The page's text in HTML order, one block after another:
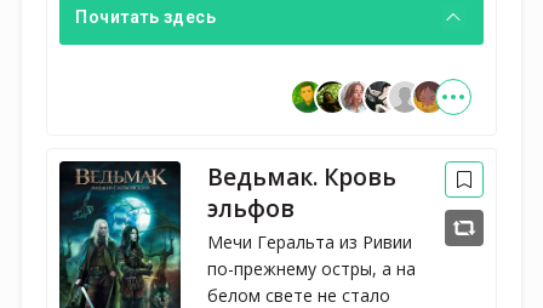
Почитать здесь
Ведьмак. Кровь
эльфов
Мечи Геральта из Ривии
по-прежнему остры, а на
белом свете не стало